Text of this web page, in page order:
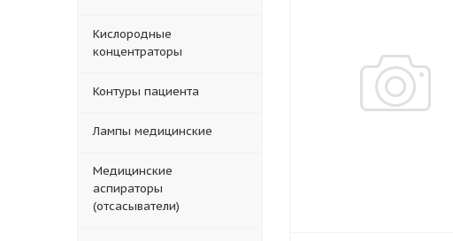
Кислородные
концентраторы
Контуры пациента
Лампы медицинские
Медицинские
аспираторы
(отсасыватели)